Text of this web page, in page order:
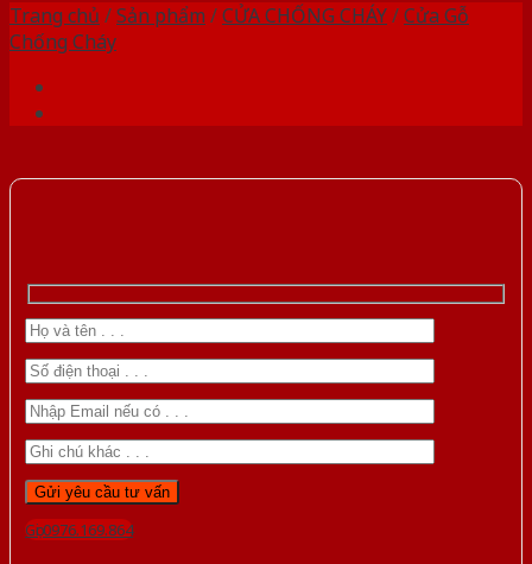
Trang chủ /Sản phẩm /CỬA CHỐNG CHÁY/Cửa Gỗ
Chống Cháy
Gọi 0976.169.864